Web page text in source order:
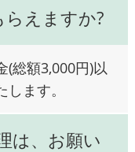
えますか?
(総額3,000円)以
ます。
は、お願い